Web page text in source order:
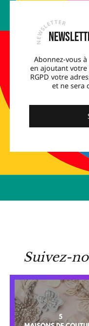
Abonnez-vous
en ajoutant votre
RGPD votre
et ne sera
Suivez-